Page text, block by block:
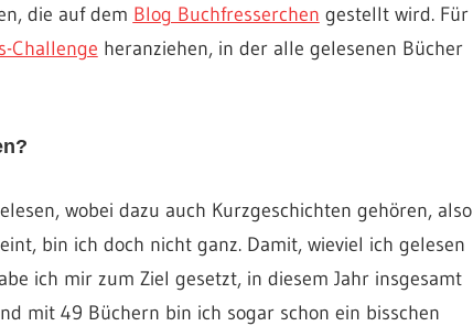
die auf dem Blog Buchfresserchen gestellt wird. Für
Challenge heranziehen, in der alle gelesenen Bücher
wobei dazu auch Kurzgeschichten gehören, also
bin ich doch nicht ganz. Damit, wieviel ich gelesen
ich mir zum Ziel gesetzt, in diesem Jahr insgesamt
mit 49 Büchern bin ich sogar schon ein bisschen